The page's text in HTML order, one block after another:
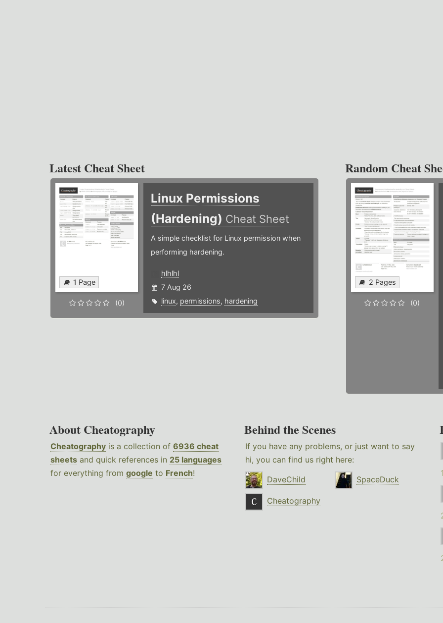
Latest Cheat Sheet
1 Page
(0)
Linux Permissions
(Hardening) Cheat Sheet
A simple checklist for Linux permission when
performing hardening.
hlhlhl
7 Aug 26
linux, permissions, hardening
Random Cheat
2 Pages
(0)
About Cheatography
Cheatography is a collection of 6936 cheat
sheets and quick references in 25 languages
for everything from google to French!
Behind the Scenes
If you have any problems, or just want to say
hi, you can find us right here:
DaveChild
SpaceDuck
Cheatography